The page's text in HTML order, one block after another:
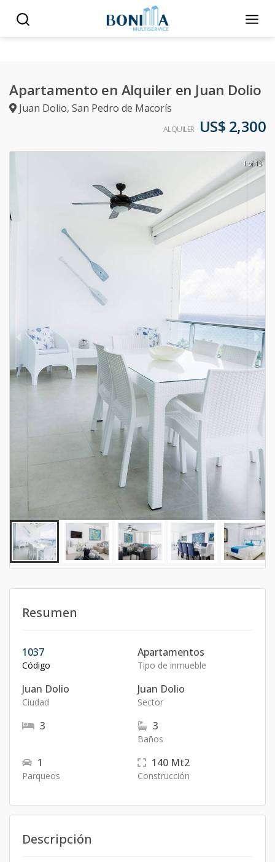
Apartamento en Alquiler en Juan Dolio
Juan Dolio, San Pedro de Macorís
ALQUILER US$ 2,300
1 of 13
Resumen
1037
Código
Apartamentos
Tipo de inmueble
Juan Dolio
Ciudad
Juan Dolio
Sector
3 3
Baños
1
Parqueos
140 Mt2
Construcción
Descripción